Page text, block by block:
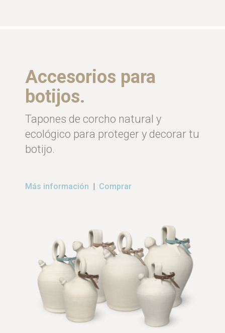
Accesorios para
botijos.
Tapones de corcho natural y
ecológico para proteger y decorar tu
botijo.
Más información Comprar